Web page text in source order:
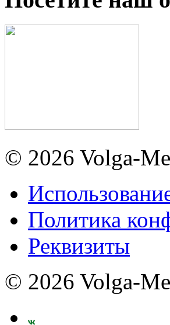
© 2026 Volga-
Политика
Реквизиты
© 2026 Volga-